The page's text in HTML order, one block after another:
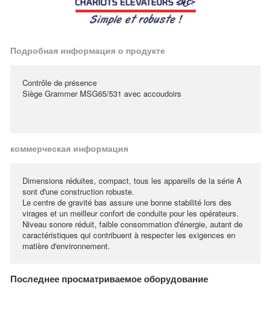
Подробная информация о продукте
Contrôle de présence
Siège Grammer MSG65/531 avec accoudoirs
коммерческая информация
Dimensions réduites, compact, tous les appareils de la série A
sont d'une construction robuste.
Le centre de gravité bas assure une bonne stabilité lors des
virages et un meilleur confort de conduite pour les opérateurs.
Niveau sonore réduit, faible consommation d'énergie, autant de
caractéristiques qui contribuent à respecter les exigences en
matière d'environnement.
Последнее просматриваемое оборудование